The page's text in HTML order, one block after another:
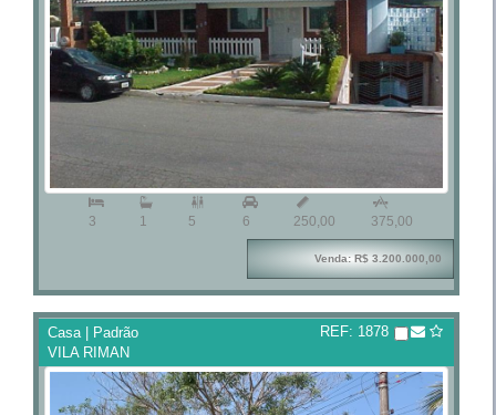
3 1

5 6

250,00

375,00
Venda: R$ 3.200.000,00
Casa | Padrão
VILA RIMAN
REF: 1878